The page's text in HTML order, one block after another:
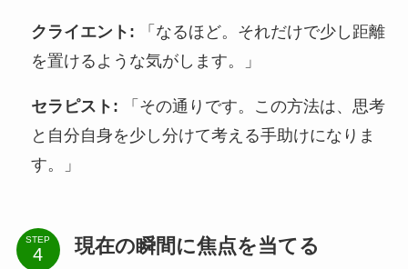
クライエント: 「なるほど。それだけで少し距離
を置けるような気がします。」
セラピスト: 「その通りです。この方法は、思考
と自分自身を少し分けて考える手助けになりま
す。」
STEP
現在の瞬間に焦点を当てる